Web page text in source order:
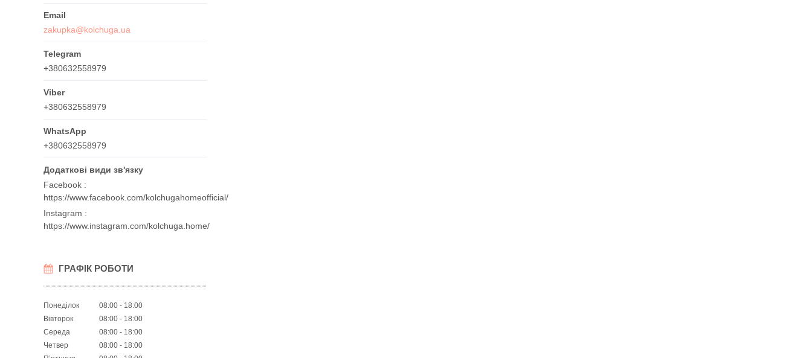
zakupka@kolchuga.ua
+380632558979
+380632558979
+380632558979
Facebook
https://www.facebook.com/kolchugahomeofficial/
Instagram
https://www.instagram.com/kolchuga.home/
ГРАФІК РОБОТИ
Понеділок 08:00
18:00
Вівторок
08:00
18:00
Середа
08:00
18:00
Четвер
08:00
18:00